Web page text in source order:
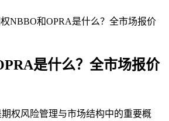
NBBO和OPRA是什么？全市场报价
是什么？全市场报价
权风险管理与市场结构中的重要概